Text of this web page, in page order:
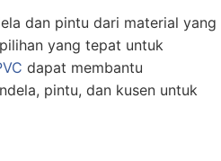
dan pintu dari material yang
yang tepat untuk
dapat membantu
pintu, dan kusen untuk